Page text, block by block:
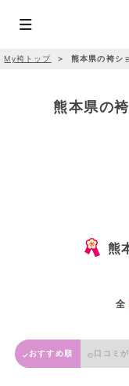
My袴トップ ＞ 熊本県の袴シ
熊本県の
熊
全
おすすめ順 口コミ